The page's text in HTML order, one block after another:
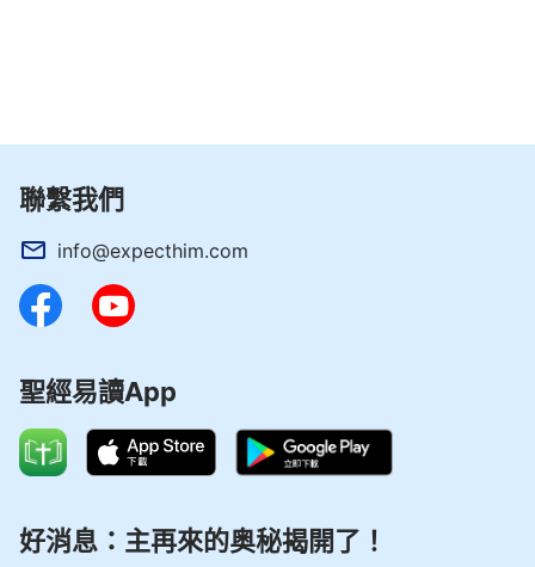
但敗壞性情脱去了，能達到愛神至極嗎？還是針對那
的。
——《話・卷一 神的顯現與作工・恢復人的正常生活將人
聯繫我們
info@expecthim.com
聖經易讀App
好消息：主再來的奥秘揭開了！